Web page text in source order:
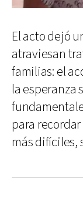
El acto dejó
atraviesan
familias: el
la esperanza
para
más difíciles,